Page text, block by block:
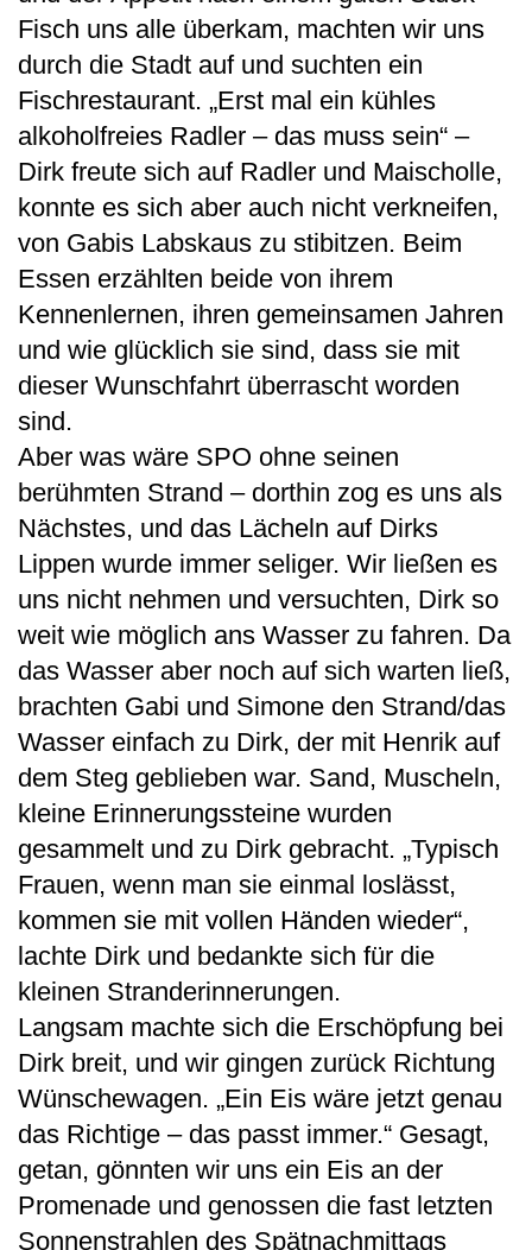
Fisch uns alle überkam, machten wir uns
durch die Stadt auf und suchten ein
Fischrestaurant. „Erst mal ein kühles
alkoholfreies Radler – das muss sein“ –
Dirk freute sich auf Radler und Maischolle,
konnte es sich aber auch nicht verkneifen,
von Gabis Labskaus zu stibitzen. Beim
Essen erzählten beide von ihrem
Kennenlernen, ihren gemeinsamen Jahren
und wie glücklich sie sind, dass sie mit
dieser Wunschfahrt überrascht worden
sind.
Aber was wäre SPO ohne seinen
berühmten Strand – dorthin zog es uns als
Nächstes, und das Lächeln auf Dirks
Lippen wurde immer seliger. Wir ließen es
uns nicht nehmen und versuchten, Dirk so
weit wie möglich ans Wasser zu fahren. Da
das Wasser aber noch auf sich warten ließ,
brachten Gabi und Simone den Strand/das
Wasser einfach zu Dirk, der mit Henrik auf
dem Steg geblieben war. Sand, Muscheln,
kleine Erinnerungssteine wurden
gesammelt und zu Dirk gebracht. „Typisch
Frauen, wenn man sie einmal loslässt,
kommen sie mit vollen Händen wieder“,
lachte Dirk und bedankte sich für die
kleinen Stranderinnerungen.
Langsam machte sich die Erschöpfung bei
Dirk breit, und wir gingen zurück Richtung
Wünschewagen. „Ein Eis wäre jetzt genau
das Richtige – das passt immer.“ Gesagt,
getan, gönnten wir uns ein Eis an der
Promenade und genossen die fast letzten
Sonnenstrahlen des Spätnachmittags